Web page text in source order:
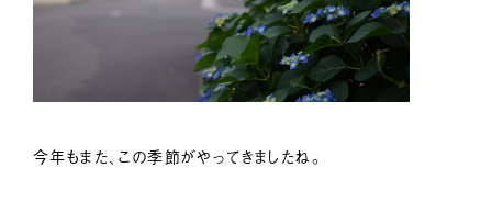
今年もまた、この季節がやってきましたね。